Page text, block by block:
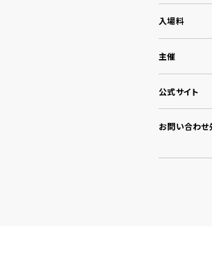
入場料
主催
公式サイト
お問い合わせ